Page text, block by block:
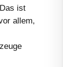
ist
allem,